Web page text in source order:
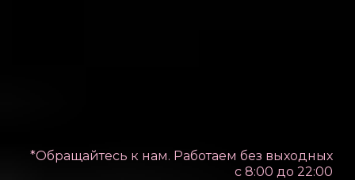
*Обращайтесь к нам. Работаем без выходных
с 8:00 до 22:00